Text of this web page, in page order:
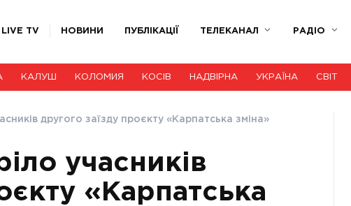
LIVE TV НОВИНИ ПУБЛІКАЦІЇ ТЕЛЕКАНАЛ РАДІО
КАЛУШ КОЛОМИЯ КОСІВ НАДВІРНА УКРАЇНА СВІТ
другого заїзду проєкту «Карпатська зміна»
учасників
«Карпатська